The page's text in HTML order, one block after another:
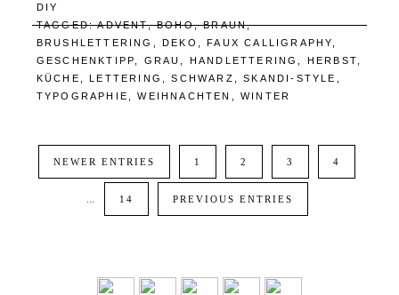
DIY
TAGGED:ADVENT,BOHO,BRAUN,
BRUSHLETTERING
,DEKO ,FAUX CALLIGRAPHY
GESCHENKTIPP
GRAU HANDLETTERING HERBST
KÜCHE
,LETTERING ,SCHWARZ ,SKANDI-STYLE
TYPOGRAPHIE
,WEIHNACHTEN ,WINTER
NEWER ENTRIES 1 2 3 4
… 14 PREVIOUS ENTRIES